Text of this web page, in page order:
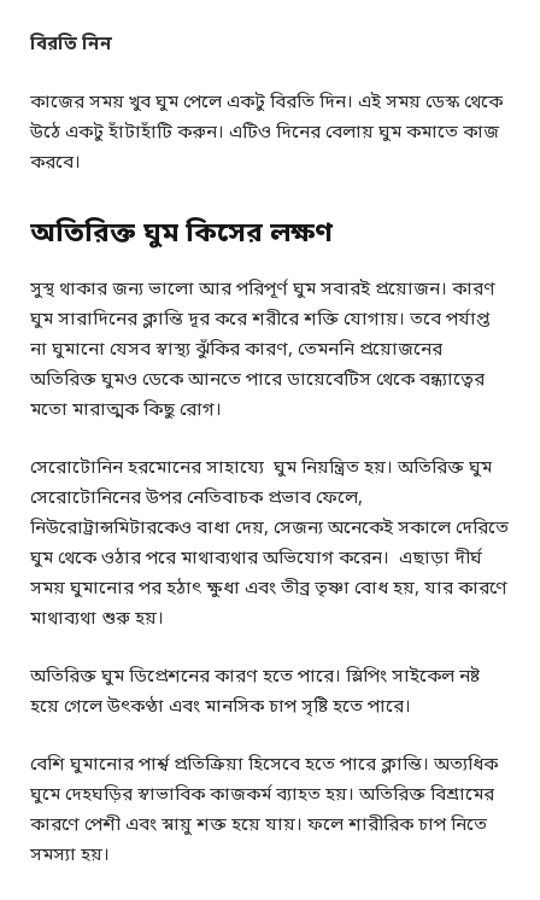
বিরতি নিন
কাজের সময় খুব ঘুম পেলে একটু বিরতি দিন। এই সময় ডেস্ক থেকে
উঠে একটু হাঁটাহাঁটি করুন। এটিও দিনের বেলায় ঘুম কমাতে কাজ
করবে।
অতিরিক্ত ঘুম কিসের লক্ষণ
সুস্থ থাকার জন্য ভালো আর পরিপূর্ণ ঘুম সবারই প্রয়োজন। কারণ
ঘুম সারাদিনের ক্লান্তি দূর করে শরীরে শক্তি যোগায়। তবে পর্যাপ্ত
না ঘুমানো যেসব স্বাস্থ্য ঝুঁকির কারণ, তেমননি প্রয়োজনের
অতিরিক্ত ঘুমও ডেকে আনতে পারে ডায়েবেটিস থেকে বন্ধ্যাত্বের
মতো মারাত্মক কিছু রোগ।
সেরোটোনিন হরমোনের সাহায্যে ঘুম নিয়ন্ত্রিত হয়। অতিরিক্ত ঘুম
সেরোটোনিনের উপর নেতিবাচক প্রভাব ফেলে,
নিউরোট্রান্সমিটারকেও বাধা দেয়, সেজন্য অনেকেই সকালে দেরিতে
ঘুম থেকে ওঠার পরে মাথাব্যথার অভিযোগ করেন। এছাড়া দীর্ঘ
সময় ঘুমানোর পর হঠাৎ ক্ষুধা এবং তীব্র তৃষ্ণা বোধ হয়, যার কারণে
মাথাব্যথা শুরু হয়।
অতিরিক্ত ঘুম ডিপ্রেশনের কারণ হতে পারে। স্লিপিং সাইকেল নষ্ট
হয়ে গেলে উৎকণ্ঠা এবং মানসিক চাপ সৃষ্টি হতে পারে।
বেশি ঘুমানোর পার্শ্ব প্রতিক্রিয়া হিসেবে হতে পারে ক্লান্তি। অত্যধিক
ঘুমে দেহঘড়ির স্বাভাবিক কাজকর্ম ব্যাহত হয়। অতিরিক্ত বিশ্রামের
কারণে পেশী এবং স্নায়ু শক্ত হয়ে যায়। ফলে শারীরিক চাপ নিতে
সমস্যা হয়।